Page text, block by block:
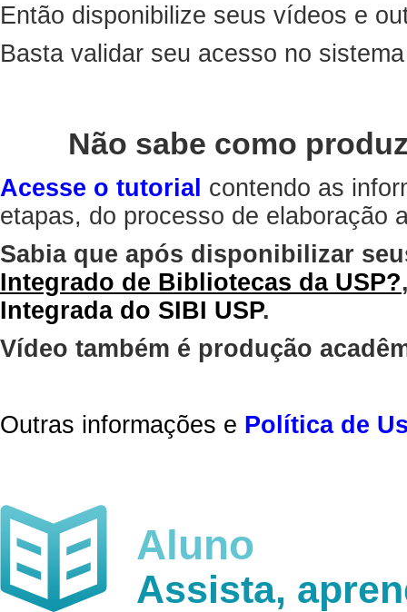
Então disponibilize seus vídeos e
Basta validar seu acesso no
Não sabe como
Acesse o tutorial contendo as
etapas, do processo de elaboração
Sabia que após disponibilizar
Integrado de Bibliotecas da USP?
Integrada do SIBI USP.
Vídeo também é produção
Outras informações e Política de
Aluno
Assista,